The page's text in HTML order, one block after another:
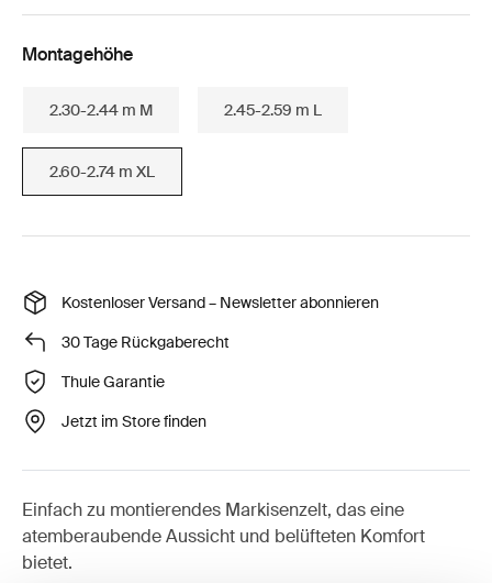
Montagehöhe
2.30-2.44 m M 2.45-2.59 m L
2.60-2.74 m XL
Kostenloser Versand – Newsletter abonnieren
30 Tage Rückgaberecht
Thule Garantie
Jetzt im Store finden
Einfach zu montierendes Markisenzelt, das eine
atemberaubende Aussicht und belüfteten Komfort
bietet.